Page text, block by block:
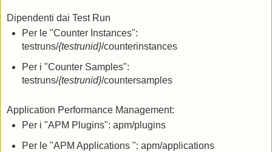
Dipendenti dai Test Run
Per le "Counter Instances":
testruns/{testrunid}/counterinstances
Per i "Counter Samples":
testruns/{testrunid}/countersamples
Application Performance Management:
Per i "APM Plugins": apm/plugins
Per le "APM Applications ": apm/applications